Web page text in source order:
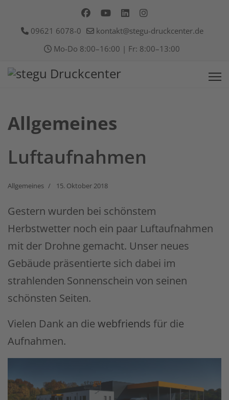
09621 6078-0
kontakt@stegu-druckcenter.de
Mo-Do 8:00–16:00 | Fr: 8:00–13:00
Allgemeines
Luftaufnahmen
Allgemeines 15. Oktober 2018
Gestern wurden bei schönstem
Herbstwetter noch ein paar Luftaufnahmen
mit der Drohne gemacht. Unser neues
Gebäude präsentierte sich dabei im
strahlenden Sonnenschein von seinen
schönsten Seiten.
Vielen Dank an die webfriends für die
Aufnahmen.